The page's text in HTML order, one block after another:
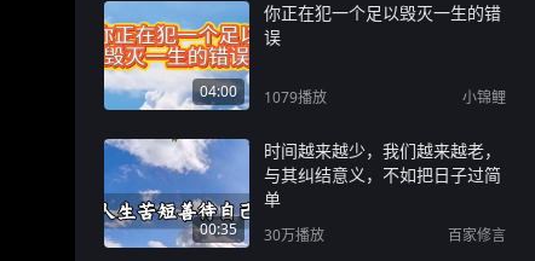
04:00
你正在犯一个足以毁灭一生的错
误
1079播放 小锦鲤
00:35
时间越来越少，我们越来越老，
与其纠结意义，不如把日子过简
单
30万播放 百家修言